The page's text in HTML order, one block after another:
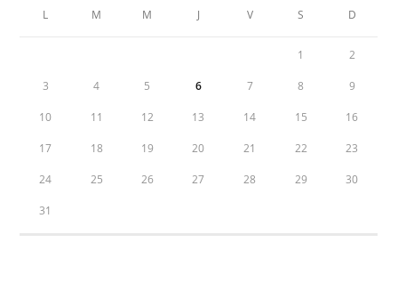
L M M J V S D
1 2
3 4 5 6 7 8 9
10 11 12 13 14 15 16
17 18 19 20 21 22 23
24 25 26 27 28 29 30
31